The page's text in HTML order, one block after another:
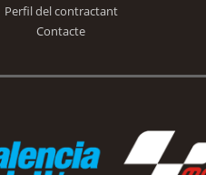
Perfil del contractant
Contacte